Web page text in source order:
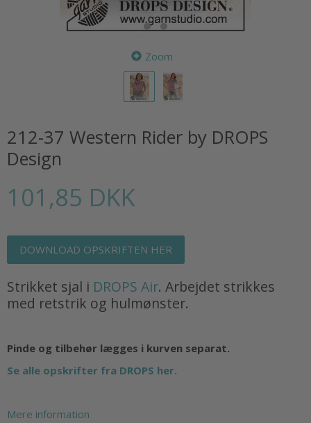
Zoom
212-37 Western Rider by DROPS
Design
101,85 DKK
DOWNLOAD OPSKRIFTEN HER
Strikket sjal i DROPS Air. Arbejdet strikkes
med retstrik og hulmønster.
Pinde og tilbehør lægges i kurven separat.
Se alle opskrifter fra DROPS her.
Mere information